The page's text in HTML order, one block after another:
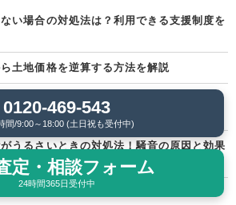
い場合の対処法は？利用できる支援制度を
土地価格を逆算する方法を解説
いけないエリア5選！後悔しない選び方の
うるさいときの対処法！騒音の原因と効果
0120-469-543
間/9:00～18:00 (土日祝も受付中)
定・相談フォーム
24時間365日受付中